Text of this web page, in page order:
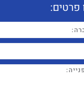
פרטים: